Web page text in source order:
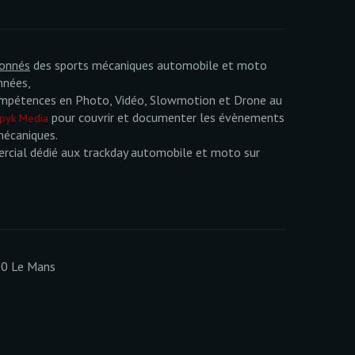
des sports mécaniques automobile et moto
en Photo, Vidéo, Slowmotion et Drone au
Media pour couvrir et documenter les évènements
dédié aux trackday automobile et moto sur
Le Mans